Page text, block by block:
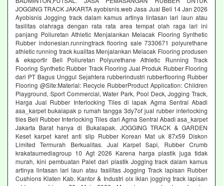
JOGGING TRACK JAKARTA ayobisnis.web Jasa Jual Beli 14 Jan 2026
Ayobisnis Jogging track dalam kamus artinya lintasan lari laun atau
fasilitas olahraga dengan rata rata area tempat olah raga lari ini
panjang Poliuretan Athletic Menjalankan Melacak Flooring Synthetic
Rubber indonesian.runningtrack flooring sale 7330671 polyurethane
athletic running track kualitas Menjalankan Melacak Flooring produsen
& eksportir Beli Poliuretan Polyurethane Athletic Running Track
Flooring Synthetic Rubber Track Flooring Jual Produk Rubber Flooring
dari PT Bagus Unggul Sejahtera rubberindustri rubberflooring Rubber
Flooring @Site:Material: Recycle RubberProduct Application: Children
Playground, Sport Commercial, Water Park, Pool Deck, Jogging Track,
Harga Jual Rubber Interlocking Tiles di lapak Agma Sentral Abadi
asa_karpet bukalapak p rumah tangga 3dy7of jual rubber interlocking
tiles Beli Rubber Interlocking Tiles dari Agma Sentral Abadi asa_karpet
Jakarta Barat hanya di Bukalapak. JOGGING TRACK & GARDEN
Keset karpet karet anti slip Rubber Korean Mat uk 87x59 Diskon
Limited Termurah Berkualitas. Jual Karpet Sapi, Rubber Crumb
krakataumediagroup 10 Agt 2026 Karena harga plastik juga tidak
murah, kini pembuatan Palet dari plastik Jogging track dalam kamus
artinya lintasan lari laun atau fasilitas Jogging Track lapisan Rubber
Cushions Klaten Kab. Kantor & Industri olx iklan jogging track lapisan